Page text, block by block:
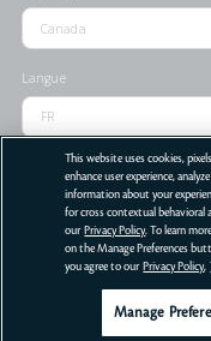
Langue
LOCALISATEUR DE
MAGASIN
Clé de Peau Beauté Co.,
Conditions d’utilisationPolitique de
Obtenir
This website uses cookies,
enhance user experience,
information about your
for cross contextual behavioral
our Privacy Policy. To learn
on the Manage Preferences
you agree to our Privacy Policy,
Manage